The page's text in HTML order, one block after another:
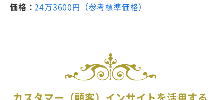
価格：24万3600円（参考標準価格）